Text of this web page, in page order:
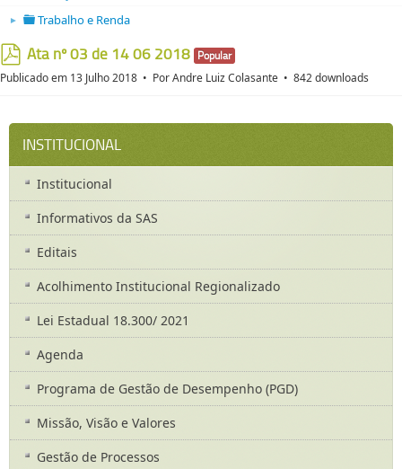
folder open
► Trabalho e Renda
pdf
Ata nº 03 de 14 06 2018 Popular
Publicado em 13 Julho 2018 PorAndre Luiz Colasante 842 downloads
INSTITUCIONAL
Institucional
Informativos da SAS
Editais
Acolhimento Institucional Regionalizado
Lei Estadual 18.300/ 2021
Agenda
Programa de Gestão de Desempenho (PGD)
Missão, Visão e Valores
Gestão de Processos